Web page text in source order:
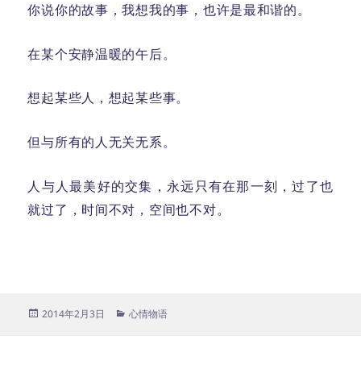
你说你的故事，我想我的事，也许是最和谐的。
在某个安静温暖的午后。
想起某些人，想起某些事。
但与所有的人无关无系。
人与人最美好的交集，永远只有在那一刻，过了也
就过了，时间不对，空间也不对。
发
2014年2月3日
分
心情物语